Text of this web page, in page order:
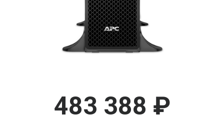
483 388 ₽